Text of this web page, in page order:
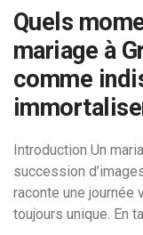
Quels
mariage à
comme
Introduction Un
succession
raconte une
toujours unique. En